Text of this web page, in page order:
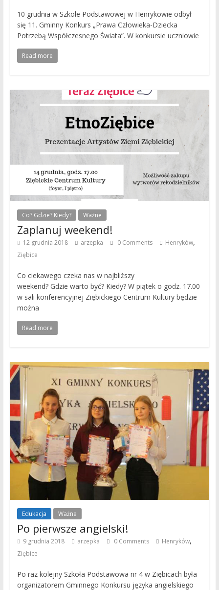
10 grudnia w Szkole Podstawowej w Henrykowie odbył
się 11. Gminny Konkurs „Prawa Człowieka-Dziecka
Potrzebą Współczesnego Świata”. W konkursie uczniowie
Read more
Co? Gdzie? Kiedy? Ważne
Zaplanuj weekend!
12 grudnia 2018 arzepka 0 Comments Henryków,
Ziębice
Co ciekawego czeka nas w najbliższy
weekend? Gdzie warto być? Kiedy? W piątek o godz. 17.00
w sali konferencyjnej Ziębickiego Centrum Kultury będzie
można
Read more
Edukacja Ważne
Po pierwsze angielski!
9 grudnia 2018 arzepka 0 Comments Henryków,
Ziębice
Po raz kolejny Szkoła Podstawowa nr 4 w Ziębicach była
organizatorem Gminnego Konkursu języka angielskiego